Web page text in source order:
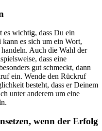
wichtig, dass Du ein
es sich um ein Wort,
Auch die Wahl der
dass eine
gut schmeckt, dann
ein. Wende den Rückruf
besteht, dass er Deinem
unter anderem um eine
wenn der Erfolg